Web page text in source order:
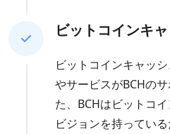
ビットコインキ
ビットコインキャッ
やサービスがBCHの
た、BCHはビットコ
ビジョンを持ってい